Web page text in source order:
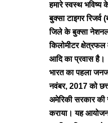
हमारे स्वस्थ भविष्य
बुक्सा टाइगर रिजर्व
जिले के बुक्सा नेशनल
किलोमीटर क्षेत्रफल
आदि का प्रवास है।
भारत का पहला
नवंबर, 2017 को
अमेरिकी सरकार की
कराया। यह